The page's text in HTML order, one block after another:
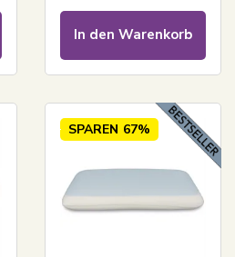
In den Warenkorb
SPAREN 67%